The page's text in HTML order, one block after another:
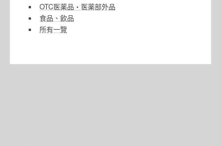
OTC医薬品・医薬部外品
食品、飲品
所有一覽